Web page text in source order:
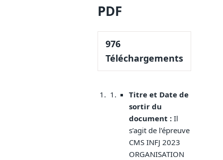
PDF
976
Téléchargements
Titre et Date de
sortir du
document :Il
s’agit de l’épreuve
CMS INFJ 2023
ORGANISATION